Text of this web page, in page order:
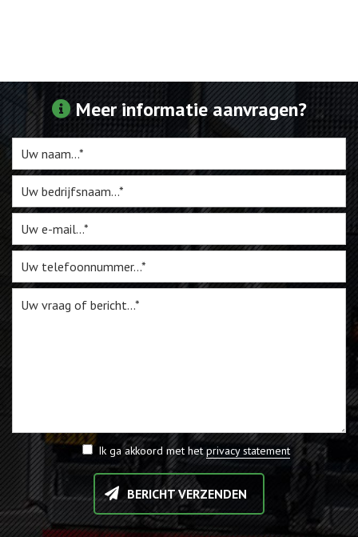
Te Koop
Miniatuur
Vacatures
Contact
Meer informatie aanvragen?
Ik ga akkoord met hetprivacy statement
BERICHT VERZENDEN